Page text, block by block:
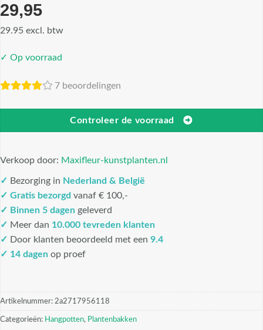
29,95
29.95 excl. btw
✓ Op voorraad
7 beoordelingen
Controleer de voorraad
Verkoop door: Maxifleur-kunstplanten.nl
✓ Bezorging in Nederland & België
✓ Gratis bezorgd vanaf € 100,-
✓ Binnen 5 dagen geleverd
✓ Meer dan 10.000 tevreden klanten
✓ Door klanten beoordeeld met een 9.4
✓ 14 dagen op proef
Artikelnummer: 2a2717956118
Categorieën: Hangpotten, Plantenbakken